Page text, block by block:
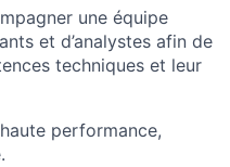
une équipe
et d’analystes afin de
techniques et leur
performance,